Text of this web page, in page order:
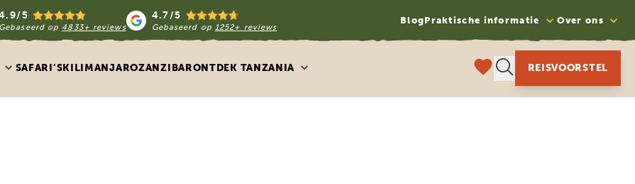
5
Gebaseerd op 4833+ reviews
4.7/5
Gebaseerd op 1252+ reviews
BlogPraktische informatie Over ons
SAFARI’SKILIMANJAROZANZIBARONTDEK TANZANIA REISVOORSTEL